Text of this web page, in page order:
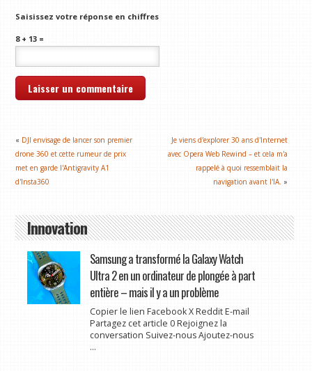
Saisissez votre réponse en chiffres
8 + 13 =
« DJI envisage de lancer son premier
drone 360 ​​et cette rumeur de prix
met en garde l'Antigravity A1
d'Insta360
Je viens d'explorer 30 ans d'Internet
avec Opera Web Rewind – et cela m'a
rappelé à quoi ressemblait la
navigation avant l'IA. »
Innovation
Samsung a transformé la Galaxy Watch
Ultra 2 en un ordinateur de plongée à part
entière – mais il y a un problème
Copier le lien Facebook X Reddit E-mail
Partagez cet article 0 Rejoignez la
conversation Suivez-nous Ajoutez-nous
...